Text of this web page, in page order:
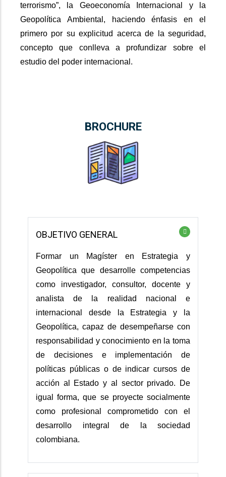
terrorismo”, la Geoeconomía Internacional y la
Geopolítica Ambiental, haciendo énfasis en el
primero por su explicitud acerca de la seguridad,
concepto que conlleva a profundizar sobre el
estudio del poder internacional.
BROCHURE
OBJETIVO GENERAL
Formar un Magíster en Estrategia y
Geopolítica que desarrolle competencias
como investigador, consultor, docente y
analista de la realidad nacional e
internacional desde la Estrategia y la
Geopolítica, capaz de desempeñarse con
responsabilidad y conocimiento en la toma
de decisiones e implementación de
políticas públicas o de indicar cursos de
acción al Estado y al sector privado. De
igual forma, que se proyecte socialmente
como profesional comprometido con el
desarrollo integral de la sociedad
colombiana.